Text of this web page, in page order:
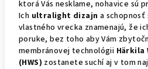
ktorá Vás nesklame, nohavice sú
Ich ultralight dizajn a schopnosť
vlastného vrecka znamenajú, že
poruke, bez toho aby Vám
membránovej technológii Härkila
(HWS) zostanete suchí aj v tom